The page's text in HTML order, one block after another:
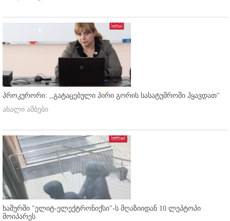
პროკურორი: ,,გატაცებული პირი გორის სასატუმროში ჰყავდათ''
ახალი ამბები
ხაშურში "ელიტ-ელექტრონიქსი"-ს მღაზიიდან 10 ლეპტოპი
მოიპარეს